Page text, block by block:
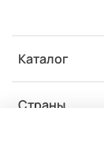
Каталог
Страны